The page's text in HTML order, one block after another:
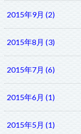
2015年9月 (2)
2015年8月 (3)
2015年7月 (6)
2015年6月 (1)
2015年5月 (1)